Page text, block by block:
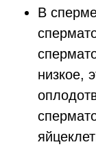
В
низкое,